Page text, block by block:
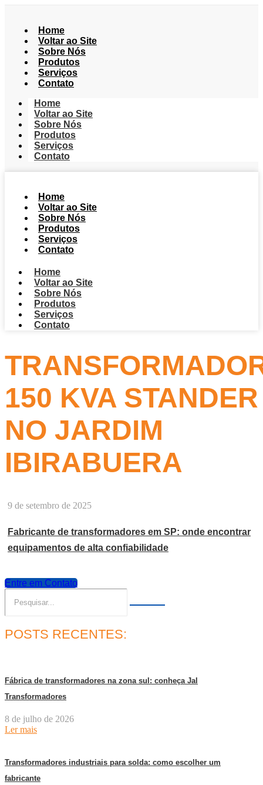
Home
Voltar ao Site
Sobre Nós
Produtos
Serviços
Contato
Home
Voltar ao Site
Sobre Nós
Produtos
Serviços
Contato
Home
Voltar ao Site
Sobre Nós
Produtos
Serviços
Contato
Home
Voltar ao Site
Sobre Nós
Produtos
Serviços
Contato
150 KVA STANDER
NO JARDIM
IBIRABUERA
9 de setembro de 2025
Fabricante de transformadores em SP: onde encontrar
equipamentos de alta confiabilidade
Entre em Contato
POSTS RECENTES:
Fábrica de transformadores na zona sul: conheça Jal
Transformadores
8 de julho de 2026
Ler mais
Transformadores industriais para solda: como escolher um
fabricante